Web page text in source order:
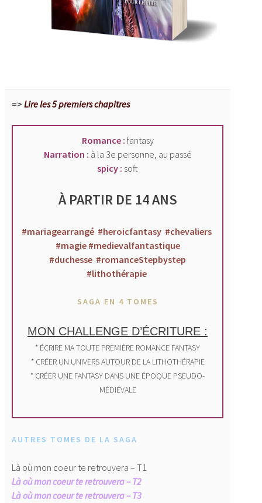
=> Lire les 5 premiers chapitres
Romance : fantasy
Narration : à la 3e personne, au passé
spicy : soft
À PARTIR DE 14 ANS
#mariagearrangé #heroicfantasy #chevaliers
#magie #medievalfantastique
#duchesse #romanceStepbystep
#lithothérapie
SAGA EN 4 TOMES
MON CHALLENGE D’ÉCRITURE :
* ÉCRIRE MA TOUTE PREMIÈRE ROMANCE FANTASY
* CRÉER UN UNIVERS AUTOUR DE LA LITHOTHÉRAPIE
* CRÉER UNE FANTASY DANS UNE ÉPOQUE PSEUDO-
MÉDIÉVALE
AUTRES TOMES DE LA SAGA
Là où mon coeur te retrouvera – T1
Là où mon coeur te retrouvera – T2
Là où mon coeur te retrouvera – T3